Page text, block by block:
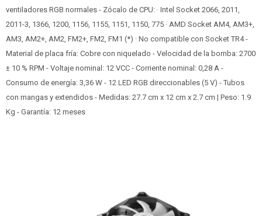
ventiladores RGB normales - Zócalo de CPU: · Intel Socket 2066, 2011,
2011-3, 1366, 1200, 1156, 1155, 1151, 1150, 775 · AMD Socket AM4, AM3+,
AM3, AM2+, AM2, FM2+, FM2, FM1 (*) · No compatible con Socket TR4 -
Material de placa fría: Cobre con niquelado - Velocidad de la bomba: 2700
± 10 % RPM - Voltaje nominal: 12 VCC - Corriente nominal: 0,28 A -
Consumo de energía: 3,36 W - 12 LED RGB direccionables (5 V) - Tubos
con mangas y extendidos - Medidas: 27.7 cm x 12 cm x 2.7 cm | Peso: 1.9
Kg - Garantía: 12 meses